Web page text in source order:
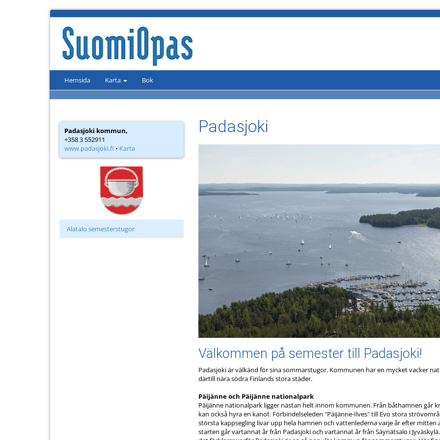
Hemsida Karta Bok
Padasjoki kommun,
+358 3 552911
www.padasjoki.fi • Karta
Alatalo semesterstugor
Padasjoki
Välkommen på semester till Padasjoki!
Padasjoki är välkänd för sina sommarstugor. Kommunen har en mycket vacker
därtill nära södra Finlands stora städer.
Päijänne och Päijänne nationalpark
Päijänne nationalpark ligger nästan helt innom kommunen. Från båthamnen går
kan också hyra en kanot. Förbindelseleden "Päijänne-Ilves" till Evo stora
största kappsegling livar upp hela hamnen och vattenlederna varje år efter mitten
starten går vartannat år från Padasjoki och vartannat år från Säynätsalo i